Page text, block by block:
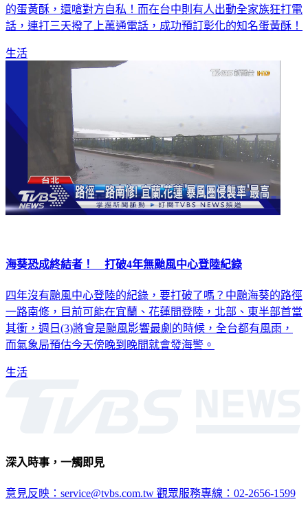
的蛋黃酥，還嗆對方自私！而在台中則有人出動全家族狂打電
話，連打三天撥了上萬通電話，成功預訂彰化的知名蛋黃酥！
生活
海葵恐成終結者！ 打破4年無颱風中心登陸紀錄
四年沒有颱風中心登陸的紀錄，要打破了嗎？中颱海葵的路徑
一路南修，目前可能在宜蘭、花蓮間登陸，北部、東半部首當
其衝，週日(3)將會是颱風影響最劇的時候，全台都有風雨，
而氣象局預估今天傍晚到晚間就會發海警。
生活
深入時事，一觸即見
意見反映：service@tvbs.com.tw 觀眾服務專線：02-2656-1599